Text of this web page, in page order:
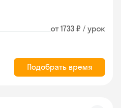
от 1733 ₽ / урок
Подобрать время